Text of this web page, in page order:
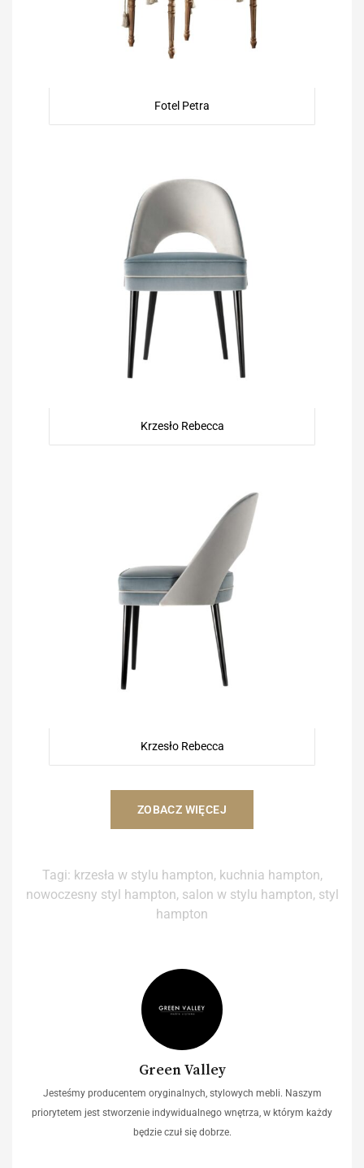
Fotel Petra
Krzesło Rebecca
Krzesło Rebecca
ZOBACZ WIĘCEJ
Tagi: krzesła w stylu hampton, kuchnia hampton,
nowoczesny styl hampton, salon w stylu hampton, styl
hampton
Green Valley
Jesteśmy producentem oryginalnych, stylowych mebli. Naszym
priorytetem jest stworzenie indywidualnego wnętrza, w którym każdy
będzie czuł się dobrze.